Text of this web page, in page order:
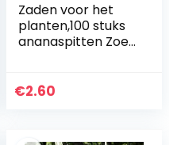
Zaden voor het
planten,100 stuks
ananaspitten Zoet
Yard Dak Decor –
€2.60